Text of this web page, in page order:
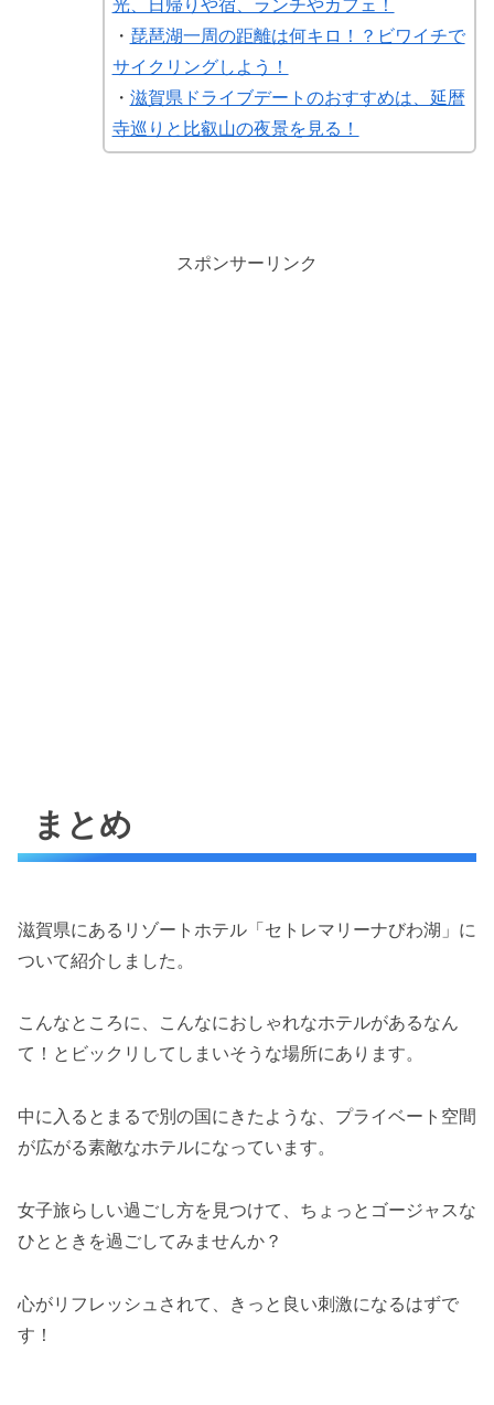
・ 琵琶湖一周の距離は何キロ！？ビワイチで
サイクリングしよう！
・ 滋賀県ドライブデートのおすすめは、延暦
寺巡りと比叡山の夜景を見る！
スポンサーリンク
まとめ
滋賀県にあるリゾートホテル「セトレマリーナびわ湖」に
ついて紹介しました。
こんなところに、こんなにおしゃれなホテルがあるなん
て！とビックリしてしまいそうな場所にあります。
中に入るとまるで別の国にきたような、プライベート空間
が広がる素敵なホテルになっています。
女子旅らしい過ごし方を見つけて、ちょっとゴージャスな
ひとときを過ごしてみませんか？
心がリフレッシュされて、きっと良い刺激になるはずで
す！